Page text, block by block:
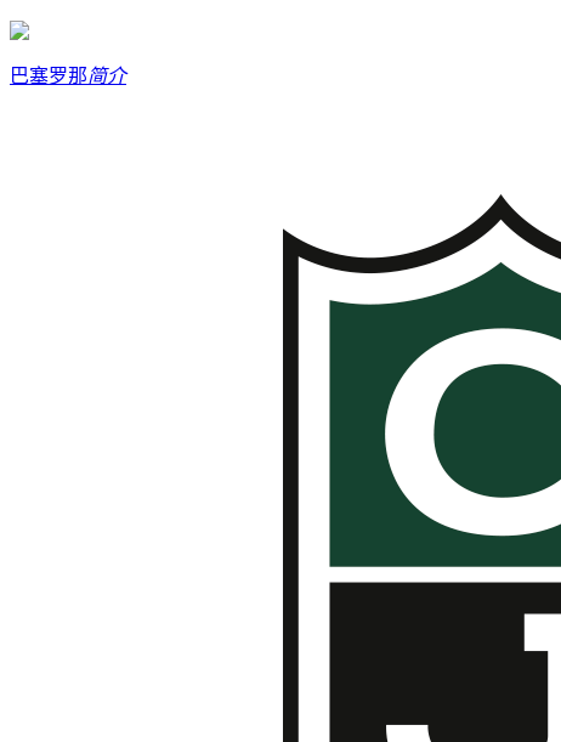
巴塞罗那简介